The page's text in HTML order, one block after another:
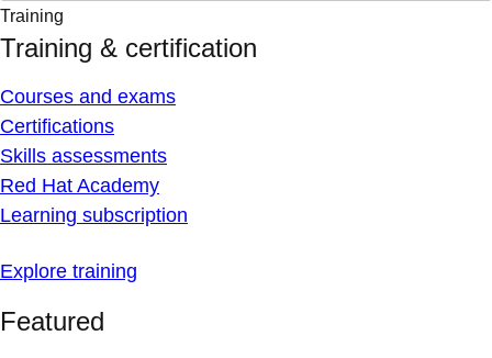
Training
Training & certification
Courses and exams
Certifications
Skills assessments
Red Hat Academy
Learning subscription
Explore training
Featured